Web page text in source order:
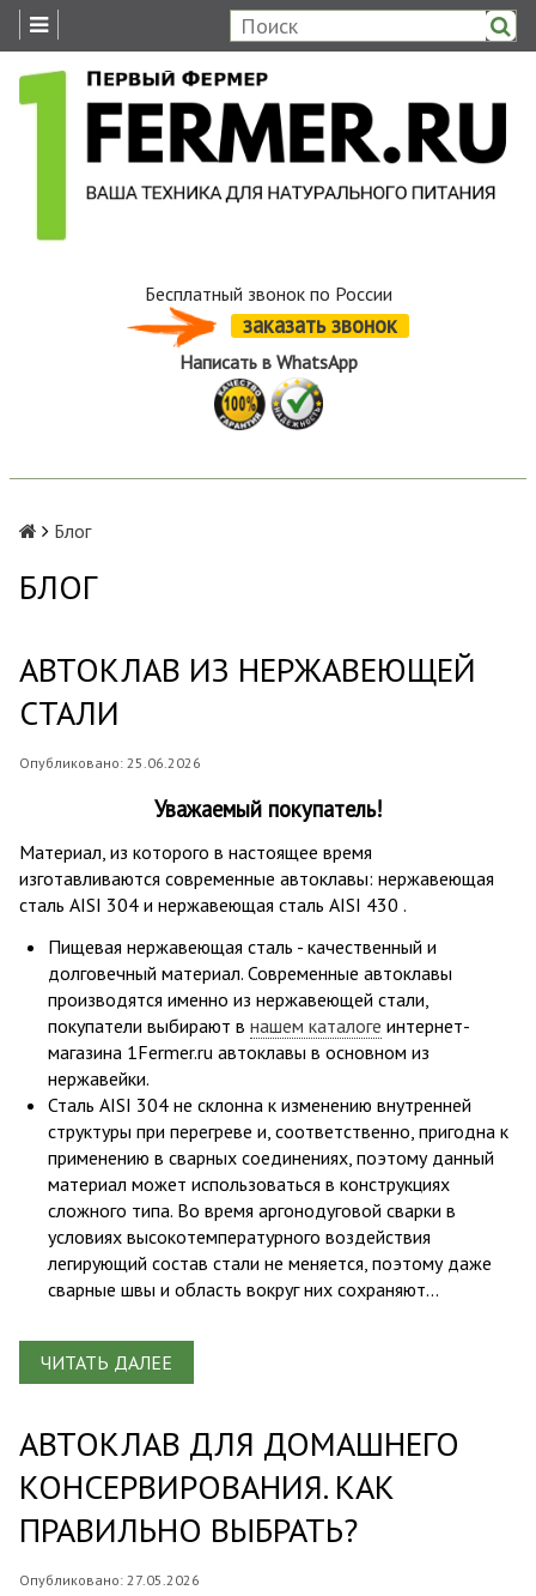
Бесплатный звонок по России
заказать звонок
Написать в WhatsApp
Блог
БЛОГ
АВТОКЛАВ ИЗ НЕРЖАВЕЮЩЕЙ
СТАЛИ
Опубликовано: 25.06.2026
Уважаемый покупатель!
Материал, из которого в настоящее время
изготавливаются современные автоклавы: нержавеющая
сталь AISI 304 и нержавеющая сталь AISI 430 .
Пищевая нержавеющая сталь - качественный и
долговечный материал. Современные автоклавы
производятся именно из нержавеющей стали,
покупатели выбирают в нашем каталоге интернет-
магазина 1Fermer.ru автоклавы в основном из
нержавейки.
Сталь AISI 304 не склонна к изменению внутренней
структуры при перегреве и, соответственно, пригодна к
применению в сварных соединениях, поэтому данный
материал может использоваться в конструкциях
сложного типа. Во время аргонодуговой сварки в
условиях высокотемпературного воздействия
легирующий состав стали не меняется, поэтому даже
сварные швы и область вокруг них сохраняют...
ЧИТАТЬ ДАЛЕЕ
АВТОКЛАВ ДЛЯ ДОМАШНЕГО
КОНСЕРВИРОВАНИЯ. КАК
ПРАВИЛЬНО ВЫБРАТЬ?
Опубликовано: 27.05.2026